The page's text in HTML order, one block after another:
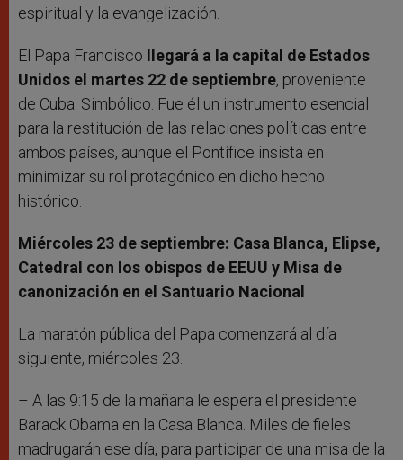
espiritual y la evangelización.
El Papa Francisco
llegará a la capital de Estados
Unidos el martes 22 de septiembre, proveniente
de Cuba. Simbólico. Fue él un instrumento esencial
para la restitución de las relaciones políticas entre
ambos países, aunque el Pontífice insista en
minimizar su rol protagónico en dicho hecho
histórico.
Miércoles 23 de septiembre: Casa Blanca, Elipse,
Catedral con los obispos de EEUU y Misa de
canonización en el Santuario Nacional
La maratón pública del Papa comenzará al día
siguiente, miércoles 23.
– A las 9:15 de la mañana le espera el presidente
Barack Obama en la Casa Blanca. Miles de fieles
madrugarán ese día, para participar de una misa de la